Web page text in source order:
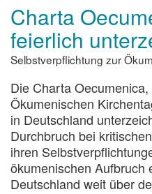
Mission
Charta
feierlich
Selbstverpflichtung zur
Die Charta
Ökumenischen
in Deutschland
Durchbruch bei
ihren
ökumenischen Aufbruch
Deutschland weit über